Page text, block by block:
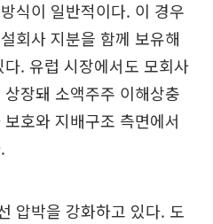
식이 일반적이다. 이 경우
회사 지분을 함께 보유해
. 유럽 시장에서도 모회사
장돼 소액주주 이해상충
호와 지배구조 측면에서
압박을 강화하고 있다. 도